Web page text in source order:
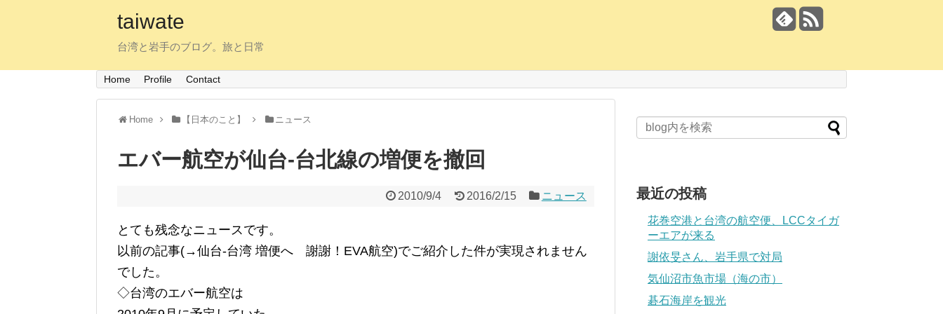
taiwate
台湾と岩手のブログ。旅と日常
Home Profile Contact
Home 【日本のこと】 ニュース
エバー航空が仙台-台北線の増便を撤回
2010/9/4 2016/2/15 ニュース
とても残念なニュースです。
以前の記事(→仙台-台湾 増便へ 謝謝！EVA航空)でご紹介した件が実現されません
でした。
◇台湾のエバー航空は
最近の投稿
花巻空港と台湾の航空便、LCCタイガ
ーエアが来る
謝依旻さん、岩手県で対局
気仙沼市魚市場（海の市）
碁石海岸を観光